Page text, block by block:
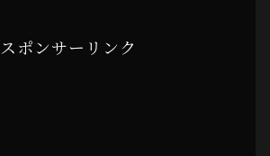
スポンサーリンク